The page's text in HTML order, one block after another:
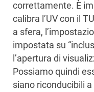
correttamente. È
calibra l’UV con il
a sfera,
impostata su
l’apertura di
Possiamo quindi
siano riconducibili